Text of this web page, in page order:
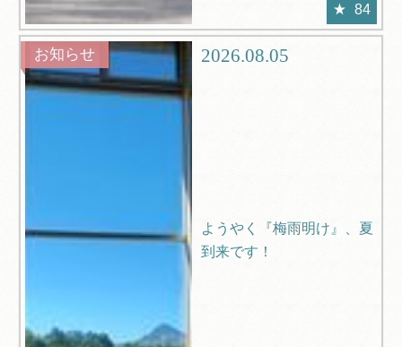
84
お知らせ 2026.08.05
ようやく『梅雨明け』、夏
到来です！